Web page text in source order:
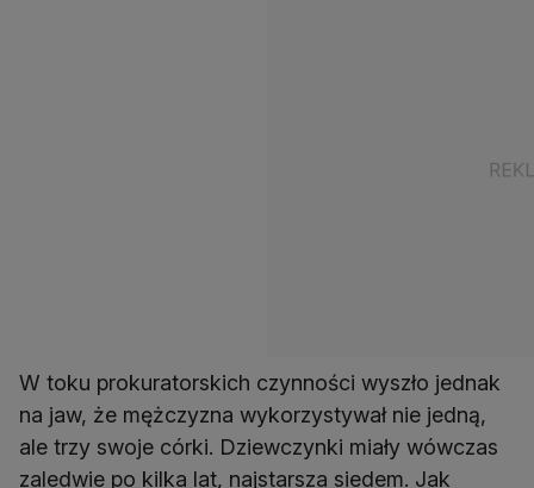
W toku prokuratorskich czynności wyszło jednak
na jaw, że mężczyzna wykorzystywał nie jedną,
ale trzy swoje córki. Dziewczynki miały wówczas
zaledwie po kilka lat, najstarsza siedem. Jak